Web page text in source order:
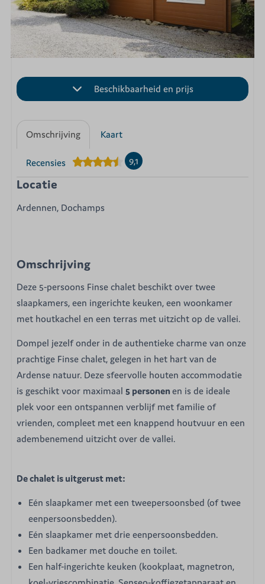
Beschikbaarheid en prijs
Omschrijving Kaart
Recensies 9,1
Locatie
Ardennen, Dochamps
Omschrijving
Deze 5-persoons Finse chalet beschikt over twee
slaapkamers, een ingerichte keuken, een woonkamer
met houtkachel en een terras met uitzicht op de vallei.
Dompel jezelf onder in de authentieke charme van onze
prachtige Finse chalet, gelegen in het hart van de
Ardense natuur. Deze sfeervolle houten accommodatie
is geschikt voor maximaal 5 personen en is de ideale
plek voor een ontspannen verblijf met familie of
vrienden, compleet met een knappend houtvuur en een
adembenemend uitzicht over de vallei.
De chalet is uitgerust met:
Eén slaapkamer met een tweepersoonsbed (of twee
eenpersoonsbedden).
Eén slaapkamer met drie eenpersoonsbedden.
Een badkamer met douche en toilet.
Een half-ingerichte keuken (kookplaat, magnetron,